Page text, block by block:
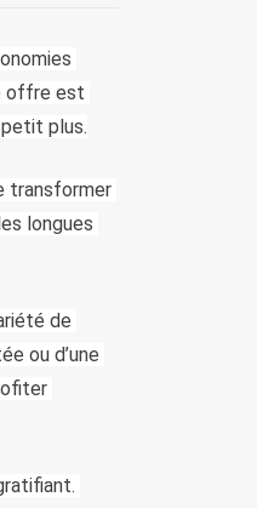
offre est
plus.
transformer
longues
de
ou d’une